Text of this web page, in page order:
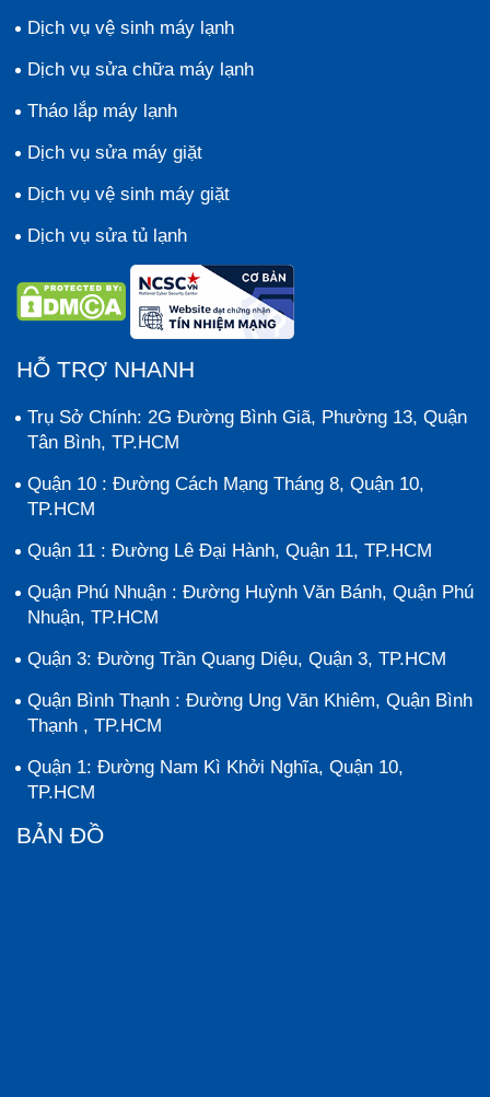
Dịch vụ vệ sinh máy lạnh
Dịch vụ sửa chữa máy lạnh
Tháo lắp máy lạnh
Dịch vụ sửa máy giặt
Dịch vụ vệ sinh máy giặt
Dịch vụ sửa tủ lạnh
HỖ TRỢ NHANH
Trụ Sở Chính: 2G Đường Bình Giã, Phường 13, Quận
Tân Bình, TP.HCM
Quận 10 : Đường Cách Mạng Tháng 8, Quận 10,
TP.HCM
Quận 11 : Đường Lê Đại Hành, Quận 11, TP.HCM
Quận Phú Nhuận : Đường Huỳnh Văn Bánh, Quận Phú
Nhuận, TP.HCM
Quận 3: Đường Trần Quang Diệu, Quận 3, TP.HCM
Quận Bình Thạnh : Đường Ung Văn Khiêm, Quận Bình
Thạnh , TP.HCM
Quận 1: Đường Nam Kì Khởi Nghĩa, Quận 10,
TP.HCM
BẢN ĐỒ